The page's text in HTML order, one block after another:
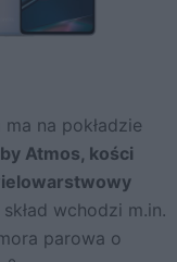
na pokładzie
Atmos, kości
wchodzi m.in.
parowa o